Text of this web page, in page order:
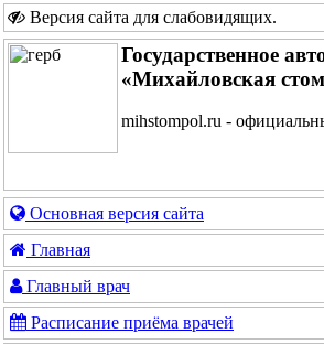
Версия сайта для слабовидящих.
Государственное
«Михайловская
mihstompol.ru -
Основная версия сайта
Главная
Главный врач
Расписание приёма врачей